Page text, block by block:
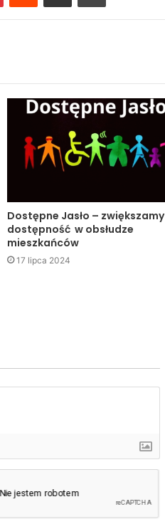
Dostępne Jasło – zwiększamy
dostępność w obsłudze
mieszkańców
17 lipca 2024